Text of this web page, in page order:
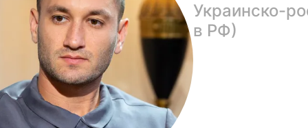
Украинско-
в РФ)